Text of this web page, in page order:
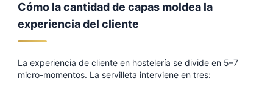
Cómo la cantidad de capas moldea la
experiencia del cliente
La experiencia de cliente en hostelería se divide en 5–7
micro-momentos. La servilleta interviene en tres: